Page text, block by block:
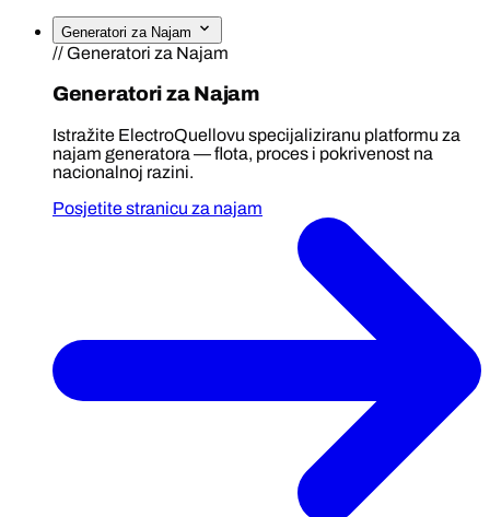
Generatori za Najam
// Generatori za Najam
Generatori za Najam
Istražite ElectroQuellovu specijaliziranu platformu za
najam generatora — flota, proces i pokrivenost na
nacionalnoj razini.
Posjetite stranicu za najam